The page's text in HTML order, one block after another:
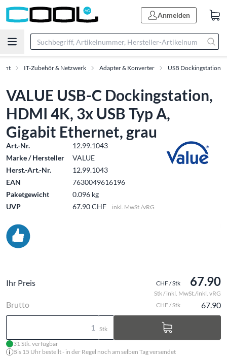
Anmelden
IT-Zubehör & Netzwerk Adapter & Konverter USB Dockingstation
VALUE USB-C Dockingstation,
HDMI 4K, 3x USB Typ A,
Gigabit Ethernet, grau
Art.-Nr.
12.99.1043
Marke / Hersteller
VALUE
Herst.-Art.-Nr.
12.99.1043
EAN
7630049616196
Paketgewicht
0.096 kg
UVP
67.90 CHF inkl. MwSt./vRG
Ihr Preis CHF / Stk 67.90
Stk / inkl. MwSt./inkl. vRG
Brutto CHF / Stk 67.90
Stk
31 Stk. verfügbar
Bis 15 Uhr bestellt - in der Regel noch am selben Tag versendet